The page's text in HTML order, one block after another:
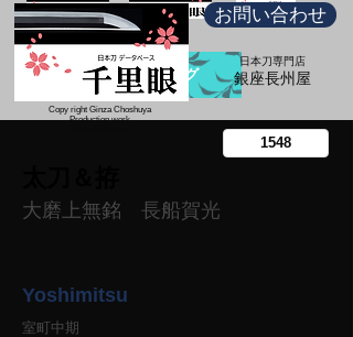
ブログ
お問い合わせ
日本刀専門店
​銀座長州屋
Copy right Ginza Choshuya
Production work
大磨上無銘 長船賀光
Yoshimitsu
室町中期